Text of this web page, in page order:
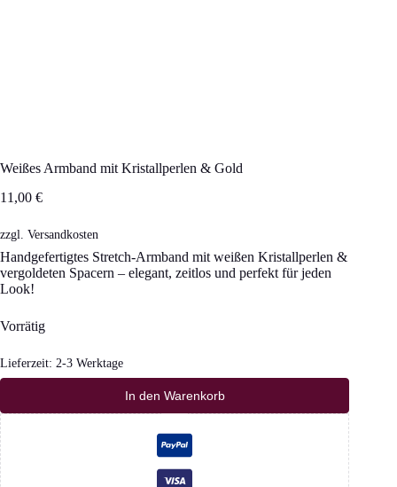
Weißes Armband mit Kristallperlen & Gold
11,00 €
zzgl. Versandkosten
Handgefertigtes Stretch-Armband mit weißen Kristallperlen &
vergoldeten Spacern – elegant, zeitlos und perfekt für jeden
Look!
Vorrätig
Lieferzeit: 2-3 Werktage
In den Warenkorb